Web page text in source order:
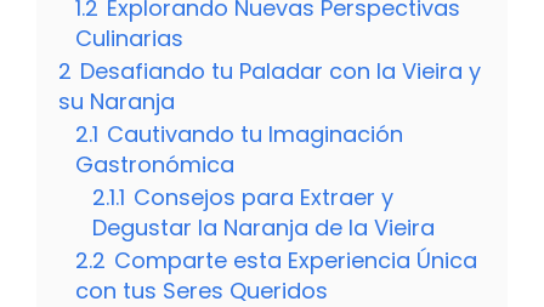
1.2 Explorando Nuevas Perspectivas
Culinarias
2 Desafiando tu Paladar con la Vieira y
su Naranja
2.1 Cautivando tu Imaginación
Gastronómica
2.1.1 Consejos para Extraer y
Degustar la Naranja de la Vieira
2.2 Comparte esta Experiencia Única
con tus Seres Queridos